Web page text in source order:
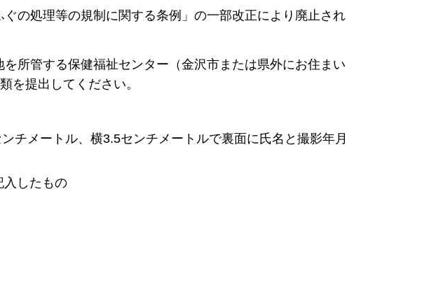
の処理等の規制に関する条例」の一部改正により廃止され
所管する保健福祉センター（金沢市または県外にお住まい
を提出してください。
チメートル、横3.5センチメートルで裏面に氏名と撮影年月
入したもの